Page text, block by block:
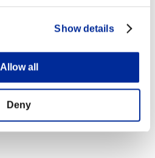
Show details
Allow all
Deny